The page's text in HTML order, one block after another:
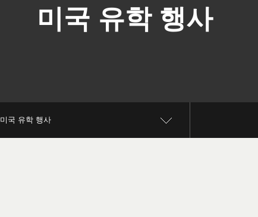
미국 유학 행사
미국 유학 행사